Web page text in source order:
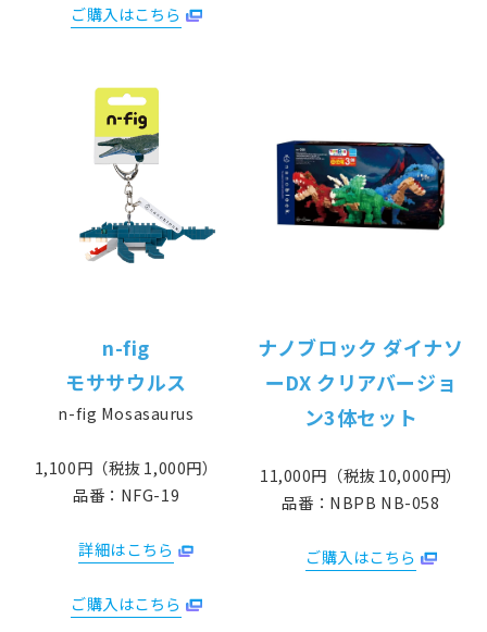
ご購入はこちら
n-fig
モササウルス
n-fig Mosasaurus
1,100円（税抜 1,000円）
品番：NFG-19
詳細はこちら
ご購入はこちら
ナノブロック ダイナソ
ーDX クリアバージョ
ン3体セット
11,000円（税抜 10,000円）
品番：NBPB NB-058
ご購入はこちら